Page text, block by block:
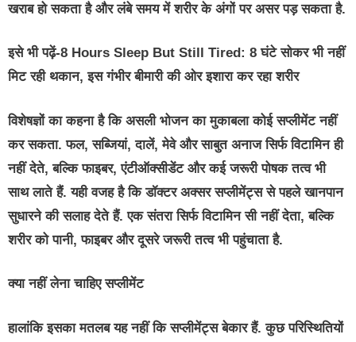
खराब हो सकता है और लंबे समय में शरीर के अंगों पर असर पड़ सकता है.
इसे भी पढ़ें-8 Hours Sleep But Still Tired: 8 घंटे सोकर भी नहीं
मिट रही थकान, इस गंभीर बीमारी की ओर इशारा कर रहा शरीर
विशेषज्ञों का कहना है कि असली भोजन का मुकाबला कोई सप्लीमेंट नहीं
कर सकता. फल, सब्जियां, दालें, मेवे और साबुत अनाज सिर्फ विटामिन ही
नहीं देते, बल्कि फाइबर, एंटीऑक्सीडेंट और कई जरूरी पोषक तत्व भी
साथ लाते हैं. यही वजह है कि डॉक्टर अक्सर सप्लीमेंट्स से पहले खानपान
सुधारने की सलाह देते हैं. एक संतरा सिर्फ विटामिन सी नहीं देता, बल्कि
शरीर को पानी, फाइबर और दूसरे जरूरी तत्व भी पहुंचाता है.
क्या नहीं लेना चाहिए सप्लीमेंट
हालांकि इसका मतलब यह नहीं कि सप्लीमेंट्स बेकार हैं. कुछ परिस्थितियों